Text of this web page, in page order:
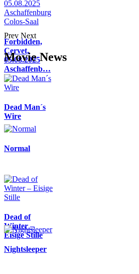
Forbidden,
Cervet,
05.08.2025
Aschaffenb…
Prev Next
Movie News
Dead Man´s
Wire
Normal
Dead of
Winter –
Eisige Stille
Nightsleeper